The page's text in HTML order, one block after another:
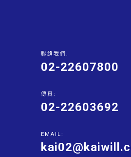
聯絡我們:
02-22607800
傳真:
02-22603692
EMAIL: